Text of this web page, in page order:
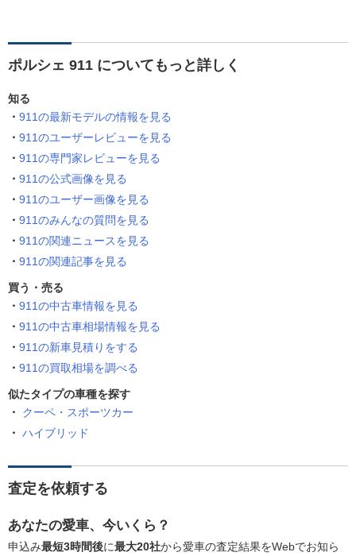
ポルシェ 911 についてもっと詳しく
知る
911の最新モデルの情報を見る
911のユーザーレビューを見る
911の専門家レビューを見る
911の公式画像を見る
911のユーザー画像を見る
911のみんなの質問を見る
911の関連ニュースを見る
911の関連記事を見る
買う・売る
911の中古車情報を見る
911の中古車相場情報を見る
911の新車見積りをする
911の買取相場を調べる
似たタイプの車種を探す
クーペ・スポーツカー
ハイブリッド
査定を依頼する
あなたの愛車、今いくら？
申込み最短3時間後に最大20社から愛車の査定結果をWebでお知ら